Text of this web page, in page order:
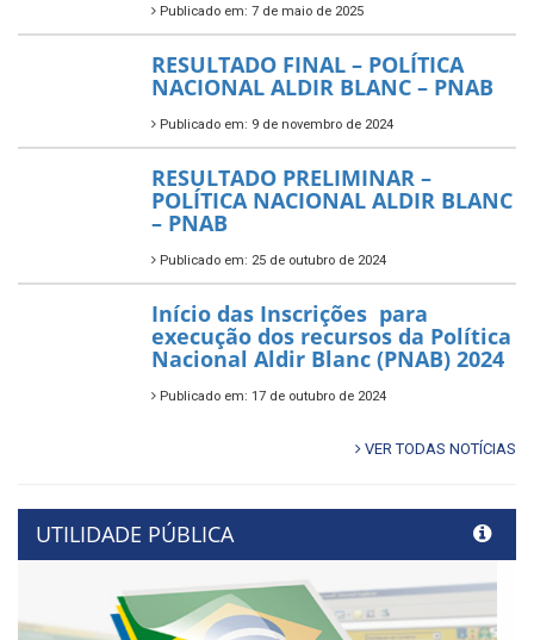
Publicado em: 7 de maio de 2025
RESULTADO FINAL – POLÍTICA
NACIONAL ALDIR BLANC – PNAB
Publicado em: 9 de novembro de 2024
RESULTADO PRELIMINAR –
POLÍTICA NACIONAL ALDIR BLANC
– PNAB
Publicado em: 25 de outubro de 2024
Início das Inscrições para
execução dos recursos da Política
Nacional Aldir Blanc (PNAB) 2024
Publicado em: 17 de outubro de 2024
VER TODAS NOTÍCIAS
UTILIDADE PÚBLICA